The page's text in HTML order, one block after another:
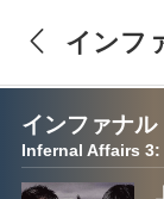
インファナ
Infernal Affairs